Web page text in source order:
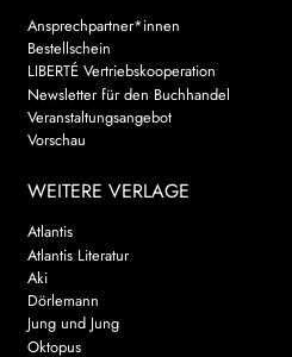
Ansprechpartner*innen
Bestellschein
LIBERTÉ Vertriebskooperation
Newsletter für den Buchhandel
Veranstaltungsangebot
Vorschau
WEITERE VERLAGE
Atlantis
Atlantis Literatur
Aki
Dörlemann
Jung und Jung
Oktopus